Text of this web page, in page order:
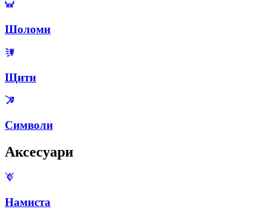
Шоломи
Щити
Символи
Аксесуари
Намиста